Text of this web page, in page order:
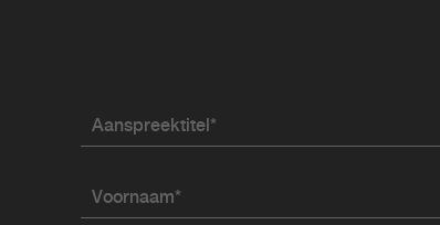
Aanspreektitel*
Voornaam*